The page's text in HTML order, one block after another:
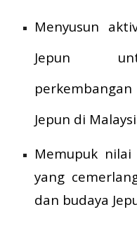
Menyusun
Jepun
Jepun di
Memupuk
yang
dan budaya